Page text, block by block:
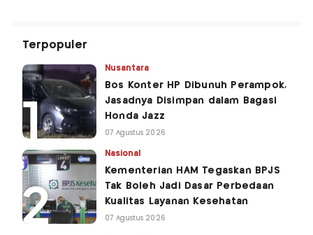
Terpopuler
Nusantara
Bos Konter HP Dibunuh Perampok,
Jasadnya Disimpan dalam Bagasi
Honda Jazz
07 Agustus 2026
Nasional
Kementerian HAM Tegaskan BPJS
Tak Boleh Jadi Dasar Perbedaan
Kualitas Layanan Kesehatan
07 Agustus 2026